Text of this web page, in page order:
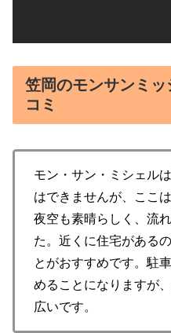
笠岡のモンサンミッ
コミ
モン・サン・ミシェル
はできませんが、ここ
夜空も素晴らしく、流
た。近くに住宅がある
とがおすすめです。駐
めることになりますが
広いです。